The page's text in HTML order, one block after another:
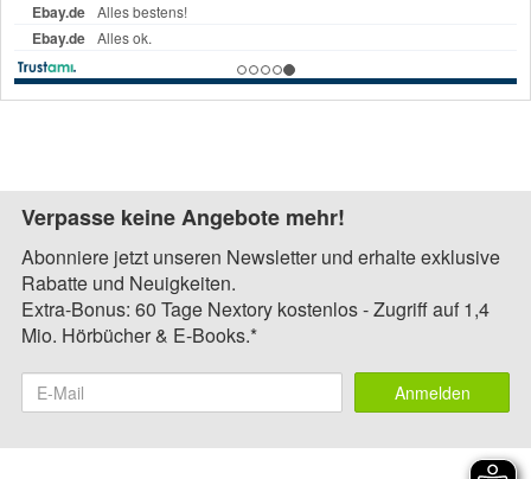
Verpasse keine Angebote mehr!
Abonniere jetzt unseren Newsletter und erhalte exklusive
Rabatte und Neuigkeiten.
Extra-Bonus: 60 Tage Nextory kostenlos - Zugriff auf 1,4
Mio. Hörbücher & E-Books.*
Anmelden